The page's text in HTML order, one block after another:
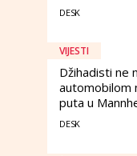
DESK
VIJESTI
Džihadisti ne
automobilom
puta u
DESK